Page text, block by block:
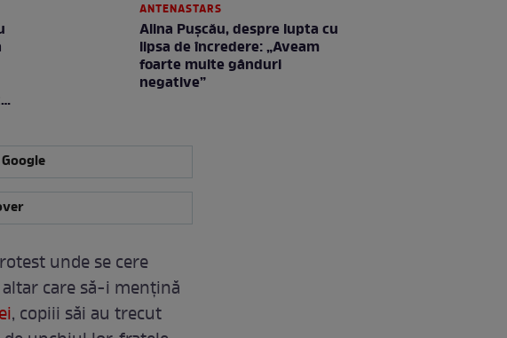
ANTENASTARS
Alina Pușcău, despre lupta cu
lipsa de încredere: „Aveam
foarte multe gânduri
negative”
unde se cere
care să-i mențină
, copiii săi au trecut